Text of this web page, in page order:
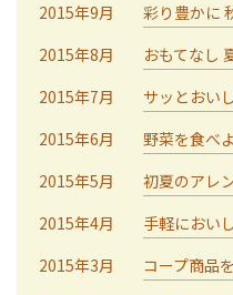
2015年9月
彩り豊かに
2015年8月
おもてなし
2015年7月
サッとおい
2015年6月
野菜を食べ
2015年5月
初夏のアレ
2015年4月
手軽におい
2015年3月
コープ商品